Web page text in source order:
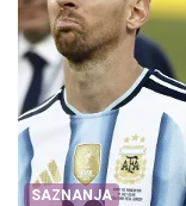
SAZNANJA